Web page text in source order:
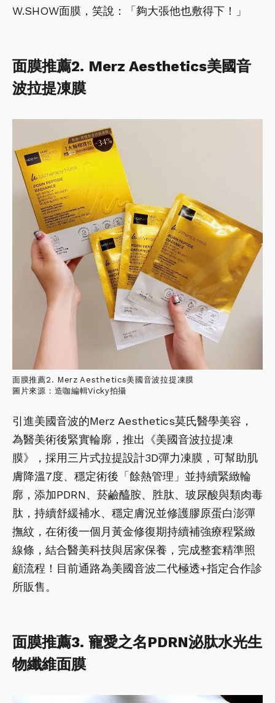
W.SHOW面膜，笑說：「夠大張他也敷得下！」
面膜推薦2. Merz Aesthetics美國音
波拉提凍膜
引進美國音波的Merz Aesthetics莫氏醫學美容，
為醫美術後緊實輪廓，推出《美國音波拉提凍
膜》，採用三片式拉提設計3D彈力凍膜，可幫助肌
膚降溫7度、穩定術後「餘熱管理」並持續緊緻輪
廓，添加PDRN、菸鹼醯胺、胜肽、玻尿酸與類肉毒
肽，持續舒緩補水、穩定膚況並修護膠原蛋白澎彈
撫紋，在術後一個月黃金修復期持續補強療程緊緻
線條，結合醫美科技與居家保養，完成整套精準照
顧流程！目前通路為美國音波二代極透+指定合作診
所販售。
面膜推薦2. Merz Aesthetics美國音波拉提凍膜
圖片來源：造咖編輯Vicky拍攝
面膜推薦3. 寵愛之名PDRN泌肽水光生
物纖維面膜